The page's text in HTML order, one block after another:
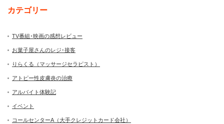
カテゴリー
TV番組･映画の感想レビュー
お菓子屋さんのレジ･接客
りらくる（マッサージセラピスト）
アトピー性皮膚炎の治療
アルバイト体験記
イベント
コールセンターA（大手クレジットカード会社）